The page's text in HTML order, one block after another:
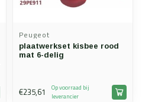
Peugeot
plaatwerkset kisbee rood
mat 6-delig
€235,61
Op voorraad bij
leverancier